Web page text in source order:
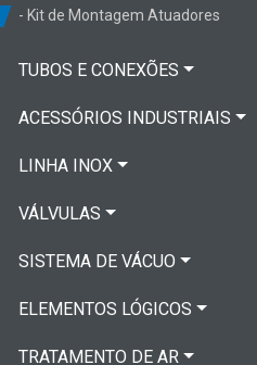
- Kit de Montagem Atuadores
TUBOS E CONEXÕES
ACESSÓRIOS INDUSTRIAIS
LINHA INOX
VÁLVULAS
SISTEMA DE VÁCUO
ELEMENTOS LÓGICOS
TRATAMENTO DE AR